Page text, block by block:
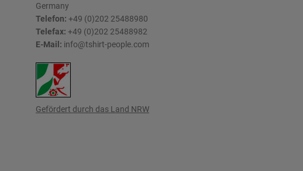
Germany
Telefon: +49 (0)202 25488980
Telefax: +49 (0)202 25488982
E-Mail: info@tshirt-people.com
Gefördert durch das Land NRW